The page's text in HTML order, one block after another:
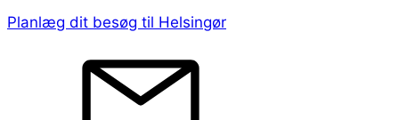
Planlæg dit besøg til Helsingør